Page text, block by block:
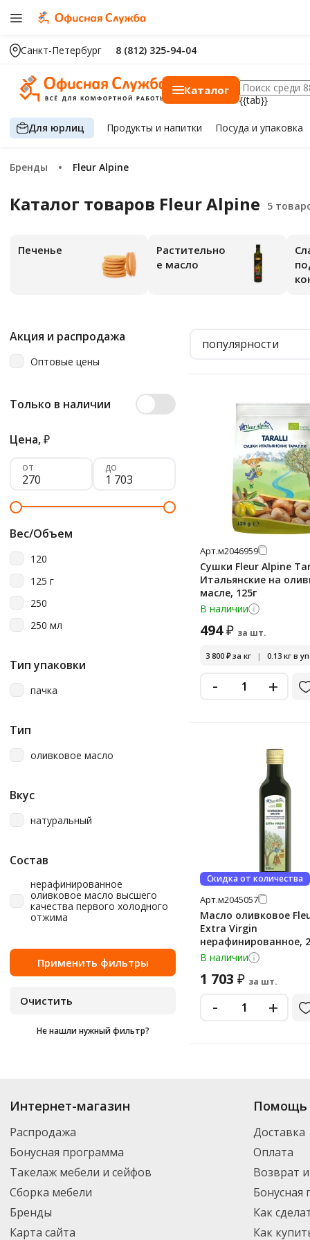
Санкт-Петербург 8 (812) 325-94-04
Каталог
{{tab}}
Для юрлиц Продуктыи напитки Посуда и упаковка
Бренды Fleur Alpine
Каталог товаров Fleur Alpine
Печенье
Растительно
е масло
Акция и распродажа
Оптовые цены
Только в наличии
Цена,₽
от до
Вес/Объем
120
125 г
250
250 мл
Тип упаковки
пачка
Тип
оливковое масло
Вкус
натуральный
Состав
нерафинированное
оливковое масло высшего
качества первого холодного
отжима
Не нашли нужный фильтр?
популярности
Арт.м2046959
Сушки Fleur Alpine
Итальянские на
масле, 125г
В наличии
494₽ за шт.
3 800 ₽за кг | 0.13 кг в
- +
Скидка от количества
Арт.м2045057
Масло оливковое
Extra Virgin
нерафинированное,
В наличии
1 703 ₽ за шт.
- +
Купить
. В ассортименте
выбрать нужный товар и добавить его в корзину для дальнейшего
транспортной компанией DPD. Для постоянных клиентов - скидка,
Интернет-магазин
Распродажа
Бонусная программа
Такелаж мебели и сейфов
Сборка мебели
Бренды
Карта сайта
Помощь
Доставка
Оплата
Возврат
Бонусная
Как
Как